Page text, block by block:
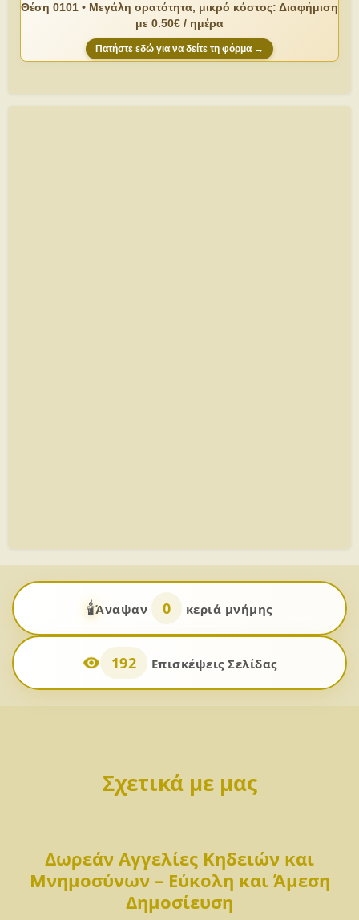
Θέση 0101 • Μεγάλη ορατότητα, μικρό κόστος: Διαφήμιση
με 0.50€ / ημέρα
Πατήστε εδώ για να δείτε τη φόρμα →
🕯️Άναψαν 0 κεριά μνήμης
192 Επισκέψεις Σελίδας
Σχετικά με μας
Δωρεάν Αγγελίες Κηδειών και
Μνημοσύνων – Εύκολη και Άμεση
Δημοσίευση